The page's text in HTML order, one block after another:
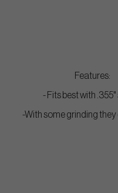
Features:
- Fits best with
-With some grinding they